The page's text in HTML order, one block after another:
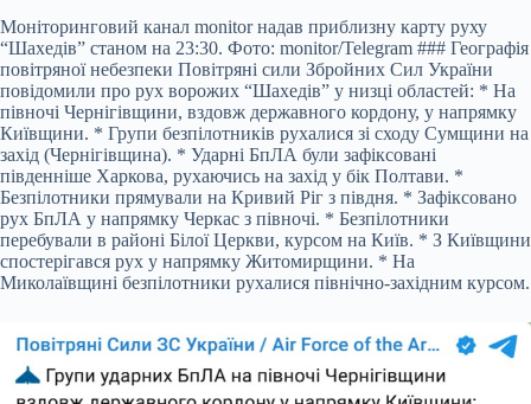
Моніторинговий канал monitor надав приблизну карту руху
“Шахедів” станом на 23:30. Фото: monitor/Telegram ### Географія
повітряної небезпеки Повітряні сили Збройних Сил України
повідомили про рух ворожих “Шахедів” у низці областей: * На
півночі Чернігівщини, вздовж державного кордону, у напрямку
Київщини. * Групи безпілотників рухалися зі сходу Сумщини на
захід (Чернігівщина). * Ударні БпЛА були зафіксовані
південніше Харкова, рухаючись на захід у бік Полтави. *
Безпілотники прямували на Кривий Ріг з півдня. * Зафіксовано
рух БпЛА у напрямку Черкас з півночі. * Безпілотники
перебували в районі Білої Церкви, курсом на Київ. * З Київщини
спостерігався рух у напрямку Житомирщини. * На
Миколаївщині безпілотники рухалися північно-західним курсом.